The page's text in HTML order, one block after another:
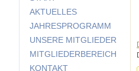
AKTUELLES
JAHRESPROGRAMM
UNSERE MITGLIEDER
MITGLIEDERBEREICH
KONTAKT